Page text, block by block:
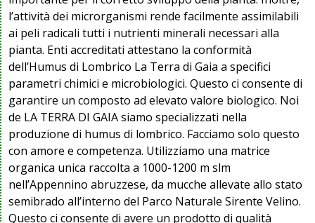
l’attività dei microrganismi rende facilmente assimilabili
ai peli radicali tutti i nutrienti minerali necessari alla
pianta. Enti accreditati attestano la conformità
dell’Humus di Lombrico La Terra di Gaia a specifici
parametri chimici e microbiologici. Questo ci consente di
garantire un composto ad elevato valore biologico. Noi
de LA TERRA DI GAIA siamo specializzati nella
produzione di humus di lombrico. Facciamo solo questo
con amore e competenza. Utilizziamo una matrice
organica unica raccolta a 1000-1200 m slm
nell’Appennino abruzzese, da mucche allevate allo stato
semibrado all’interno del Parco Naturale Sirente Velino.
Questo ci consente di avere un prodotto di qualità